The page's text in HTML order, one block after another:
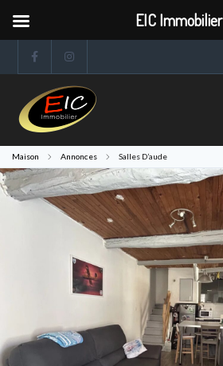
Maison Annonces Salles D’aude
EIC Immobilier